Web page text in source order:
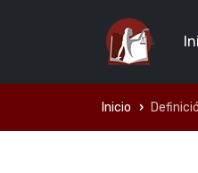
Inicio